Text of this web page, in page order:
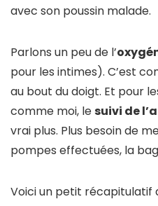
avec son poussin malade.
Parlons un peu de l’
pour les intimes). C’est
au bout du doigt. Et pour
comme moi, lesuivi de
vrai plus. Plus besoin de
pompes effectuées, la
Voici un petit récapitulatif